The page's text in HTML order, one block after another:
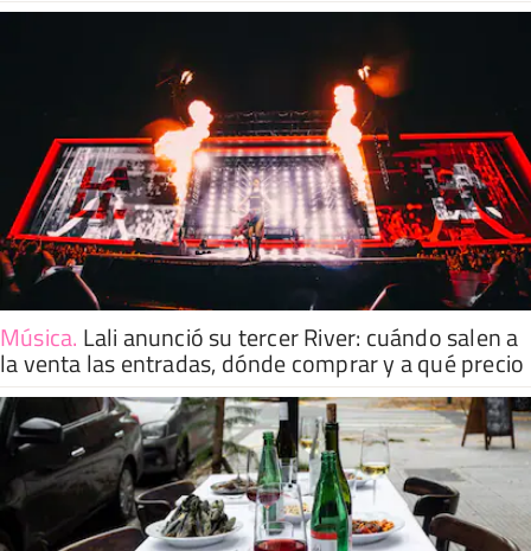
Música. Lali anunció su tercer River: cuándo salen a
la venta las entradas, dónde comprar y a qué precio